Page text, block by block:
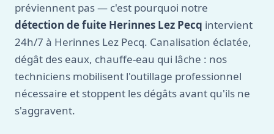
préviennent pas — c'est pourquoi notre
détection de fuite Herinnes Lez Pecq intervient
24h/7 à Herinnes Lez Pecq. Canalisation éclatée,
dégât des eaux, chauffe-eau qui lâche : nos
techniciens mobilisent l'outillage professionnel
nécessaire et stoppent les dégâts avant qu'ils ne
s'aggravent.